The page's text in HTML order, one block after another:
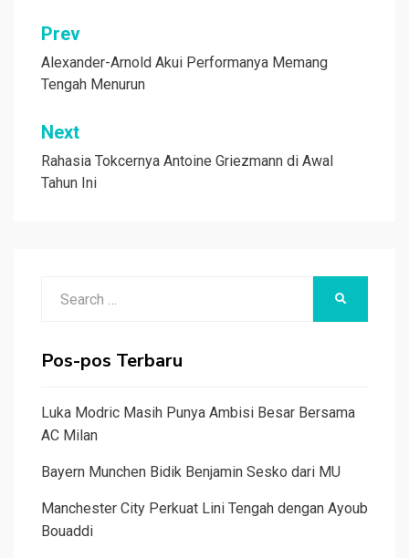
Navigasi
pos
Prev
Alexander-Arnold Akui Performanya Memang
Tengah Menurun
Next
Rahasia Tokcernya Antoine Griezmann di Awal
Tahun Ini
Pos-pos Terbaru
Luka Modric Masih Punya Ambisi Besar Bersama
AC Milan
Bayern Munchen Bidik Benjamin Sesko dari MU
Manchester City Perkuat Lini Tengah dengan Ayoub
Bouaddi